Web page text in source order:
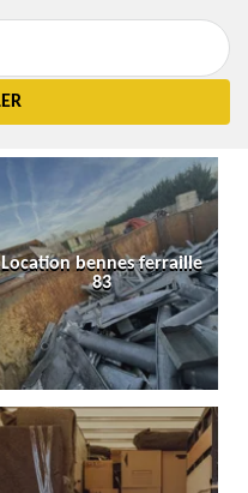
Location bennes ferraille
83